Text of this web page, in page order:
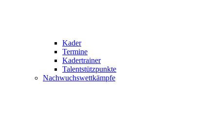
Kader
Termine
Kadertrainer
Talentstützpunkte
Nachwuchswettkämpfe